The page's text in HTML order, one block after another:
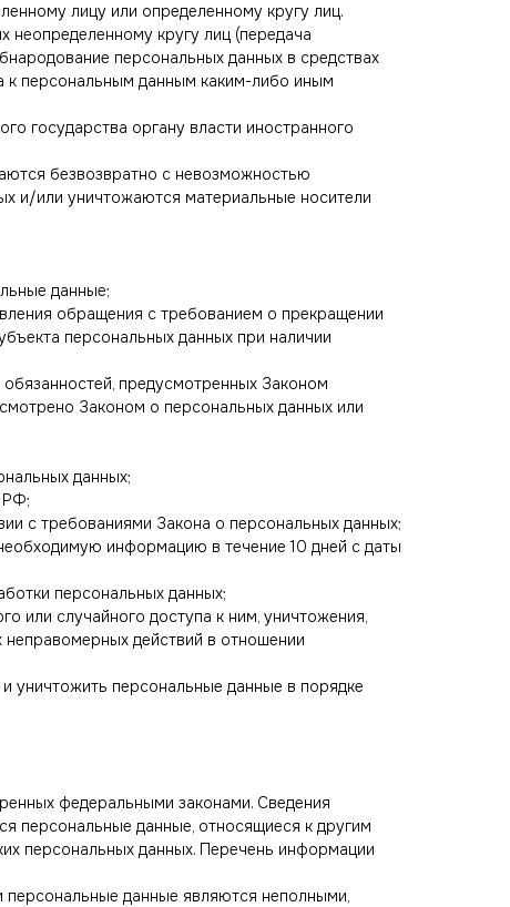
лицу или определенному кругу лиц.
неопределенному кругу лиц (передача
персональных данных в средствах
к персональным данным каким-либо иным
государства органу власти иностранного
безвозвратно с невозможностью
и/или уничтожаются материальные носители
данные;
обращения с требованием о прекращении
персональных данных при наличии
предусмотренных Законом
Законом о персональных данных или
данных;
РФ;
с требованиями Закона о персональных данных;
информацию в течение 10 дней с даты
персональных данных;
или случайного доступа к ним, уничтожения,
неправомерных действий в отношении
уничтожить персональные данные в порядке
федеральными законами. Сведения
персональные данные, относящиеся к другим
персональных данных. Перечень информации
персональные данные являются неполными,